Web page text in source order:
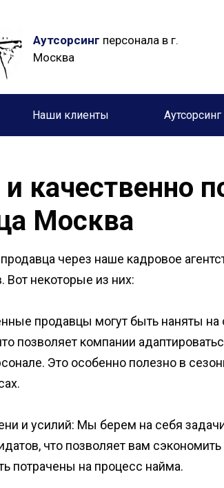
Аутсорсинг персонала в г.
Москва
Наши клиенты Аутсорсинг
через наше кадровое
Вот некоторые из них:
продавцы могут быть наняты
позволяет компании
Это особенно полезно в
и усилий: Мы берем на себя
что позволяет вам
потрачены на процесс найма.
качественно
Москва